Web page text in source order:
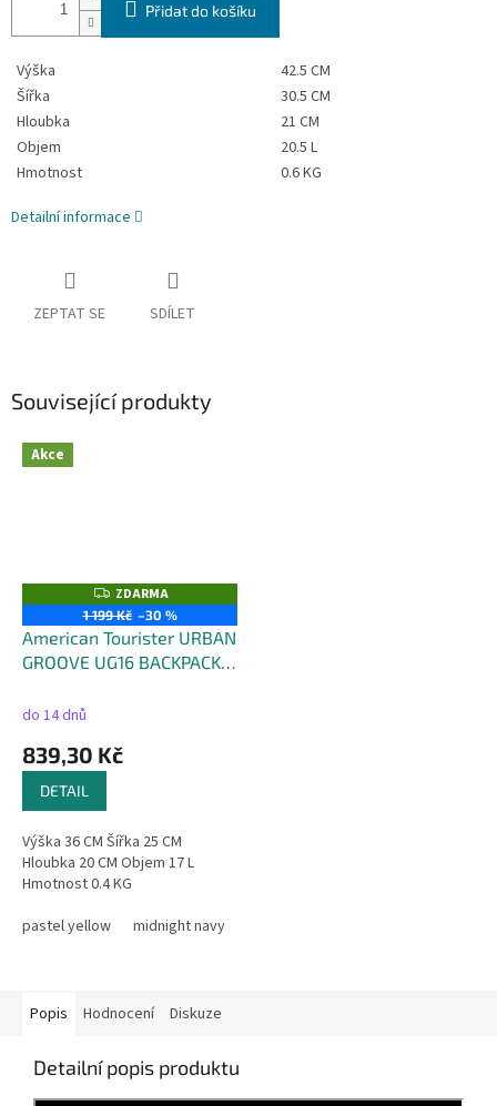
Přidat do košíku
Výška
42.5 CM
Šířka
30.5 CM
Hloubka
21 CM
Objem
20.5 L
Hmotnost
0.6 KG
Detailní informace
ZEPTAT SE SDÍLET
Související produkty
Akce
Z
D
A
R
M
A
ZDARMA
1 199 Kč –30 %
American Tourister URBAN
GROOVE UG16 BACKPACK
do 14 dnů
839,30 Kč
DETAIL
Výška 36 CM Šířka 25 CM
Hloubka 20 CM Objem 17 L
Hmotnost 0.4 KG
pastel yellow
midnight navy
Popis Hodnocení Diskuze
Detailní popis produktu